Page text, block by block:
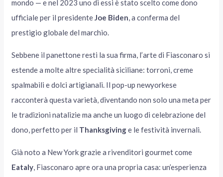
mondo — e nel 2023 uno di essi è stato scelto come dono
ufficiale per il presidenteJoe Biden, a conferma del
prestigio globale del marchio.
Sebbene il panettone resti la sua firma, l’arte di Fiasconaro si
estende a molte altre specialità siciliane: torroni, creme
spalmabili e dolci artigianali. Il pop-up newyorkese
racconterà questa varietà, diventando non solo una meta per
le tradizioni natalizie ma anche un luogo di celebrazione del
dono, perfetto per il Thanksgivinge le festività invernali.
Già noto a New York grazie a rivenditori gourmet come
Eataly, Fiasconaro apre ora una propria casa: un’esperienza